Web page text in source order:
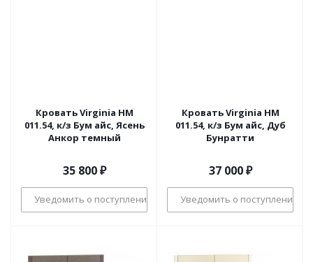
Кровать Virginia НМ
011.54, к/з Бум айс, Ясень
Анкор темный
35 800₽
Уведомить о поступлении
Кровать Virginia НМ
011.54, к/з Бум айс, Дуб
Бунратти
37 000₽
Уведомить о поступлении